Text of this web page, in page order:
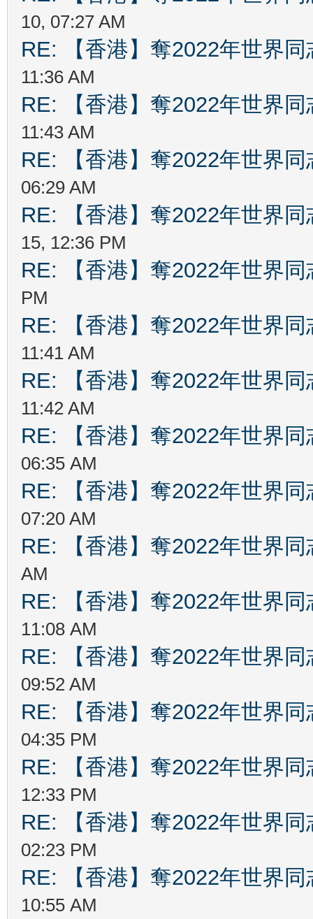
10, 07:27 AM
RE: 【香港】奪2022年世界
11:36 AM
RE: 【香港】奪2022年世界
11:43 AM
RE: 【香港】奪2022年世界
06:29 AM
RE: 【香港】奪2022年世界
15, 12:36 PM
RE: 【香港】奪2022年世界
PM
RE: 【香港】奪2022年世界
11:41 AM
RE: 【香港】奪2022年世界
11:42 AM
RE: 【香港】奪2022年世界
06:35 AM
RE: 【香港】奪2022年世界
07:20 AM
RE: 【香港】奪2022年世界
AM
RE: 【香港】奪2022年世界
11:08 AM
RE: 【香港】奪2022年世界
09:52 AM
RE: 【香港】奪2022年世界
04:35 PM
RE: 【香港】奪2022年世界
12:33 PM
RE: 【香港】奪2022年世界
02:23 PM
RE: 【香港】奪2022年世界
10:55 AM